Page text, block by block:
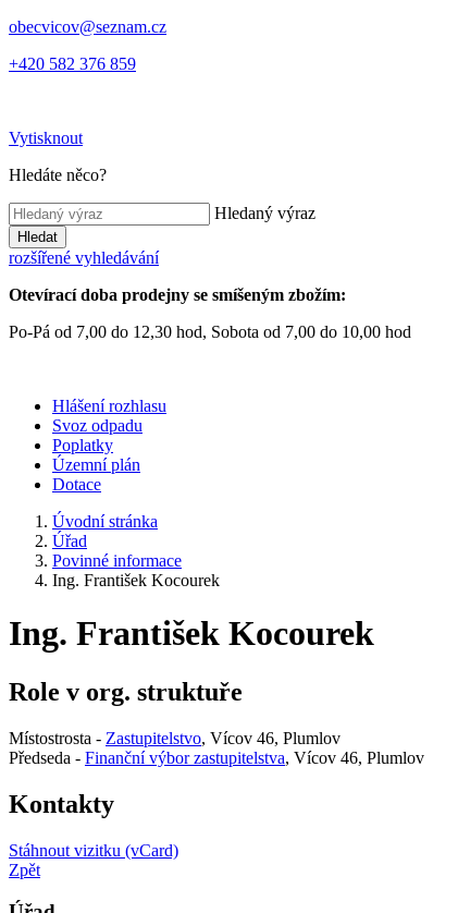
obecvicov@seznam.cz
+420 582 376 859
Vytisknout
Hledáte něco?
Hledaný výraz
Hledat
rozšířené vyhledávání
Otevírací doba prodejny se smíšeným zbožím:
Po-Pá od 7,00 do 12,30 hod, Sobota od 7,00 do 10,00 hod
Hlášení rozhlasu
Svoz odpadu
Poplatky
Územní plán
Dotace
Úvodní stránka
Úřad
Povinné informace
Ing. František Kocourek
Ing. František Kocourek
Role v org. struktuře
Místostrosta - Zastupitelstvo, Vícov 46, Plumlov
Předseda - Finanční výbor zastupitelstva, Vícov 46, Plumlov
Kontakty
Stáhnout vizitku (vCard)
Zpět